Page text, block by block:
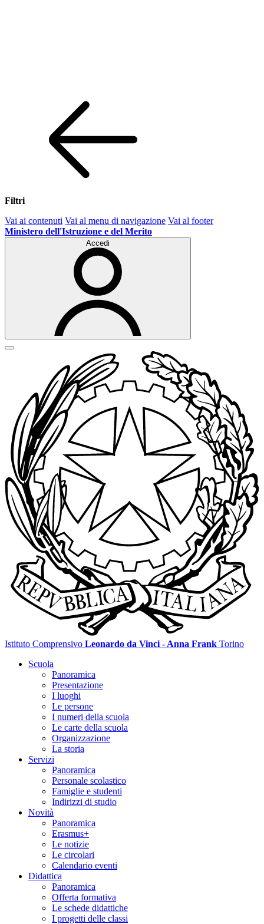
Filtri
Vai ai contenuti Vai al menu di navigazione Vai al footer
Ministero dell'Istruzione e del Merito
Accedi
Istituto Comprensivo Leonardo da Vinci - Anna Frank Torino
Scuola
Panoramica
Presentazione
I luoghi
Le persone
I numeri della scuola
Le carte della scuola
Organizzazione
La storia
Servizi
Panoramica
Personale scolastico
Famiglie e studenti
Indirizzi di studio
Novità
Panoramica
Erasmus+
Le notizie
Le circolari
Calendario eventi
Didattica
Panoramica
Offerta formativa
Le schede didattiche
I progetti delle classi